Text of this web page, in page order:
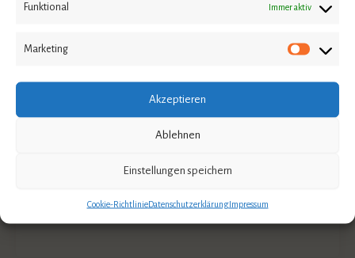
Funktional Immer aktiv
Marketing
Akzeptieren
Ablehnen
Einstellungen speichern
Cookie-RichtlinieDatenschutzerklärungImpressum
in sich selbst finden können?
Persönlichkeitsentwicklung begegne ich immer
wieder Menschen, die im Außen nach Erfüllung
und Frieden suchen. Wir
Persönlichkeitsentfaltung
,